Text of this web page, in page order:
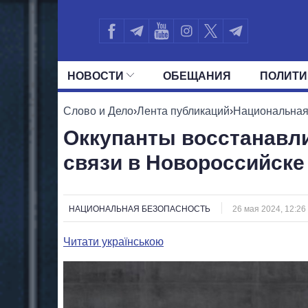
НОВОСТИ ОБЕЩАНИЯ
ВСЕ ПОЛИТИКИ ПРЕЗИДЕНТ И
Слово и Дело›Лента публикаций›
Оккупанты
связи в
НАЦИОНАЛЬНАЯ БЕЗОПАСНОСТЬ 26 мая 2024, 12:26
Читати українською